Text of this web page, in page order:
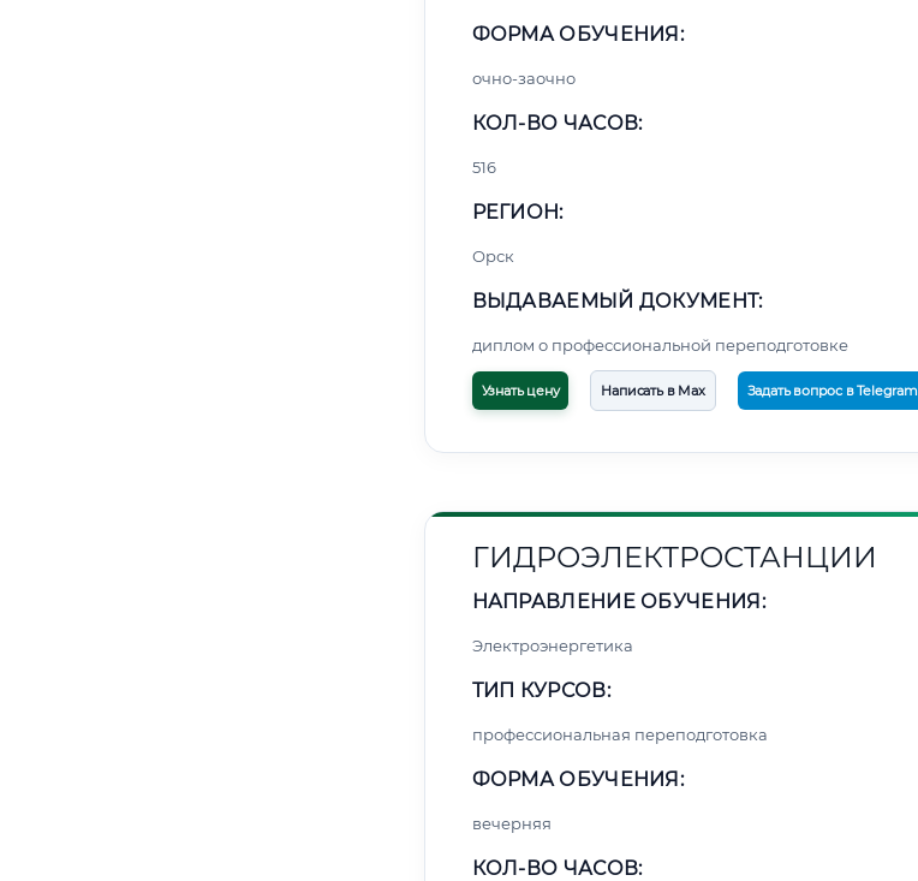
ФОРМА ОБУЧЕНИЯ:
очно-заочно
КОЛ-ВО ЧАСОВ:
516
РЕГИОН:
Орск
ВЫДАВАЕМЫЙ ДОКУМЕНТ:
диплом о профессиональной переподготовке
Узнать цену Написать в Max Задать вопрос в Telegram
ГИДРОЭЛЕКТРОСТАНЦИИ
НАПРАВЛЕНИЕ ОБУЧЕНИЯ:
Электроэнергетика
ТИП КУРСОВ:
профессиональная переподготовка
ФОРМА ОБУЧЕНИЯ:
вечерняя
КОЛ-ВО ЧАСОВ: